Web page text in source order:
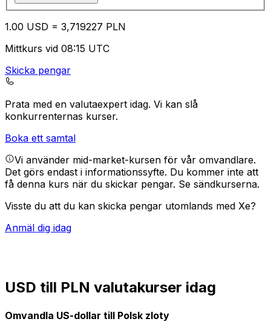
1.00 USD = 3,719227 PLN
Mittkurs vid 08:15 UTC
Skicka pengar
Prata med en valutaexpert idag. Vi kan slå
konkurrenternas kurser.
Boka ett samtal
Vi använder mid-market-kursen för vår omvandlare.
Det görs endast i informationssyfte. Du kommer inte att
få denna kurs när du skickar pengar. Se sändkurserna.
Visste du att du kan skicka pengar utomlands med Xe?
Anmäl dig idag
USD till PLN valutakurser idag
Omvandla US-dollar till Polsk zloty